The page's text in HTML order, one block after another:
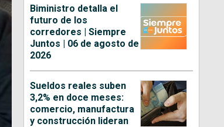
Biministro detalla el
futuro de los
corredores | Siempre
Juntos | 06 de agosto de
2026
Sueldos reales suben
3,2% en doce meses:
comercio, manufactura
y construcción lideran